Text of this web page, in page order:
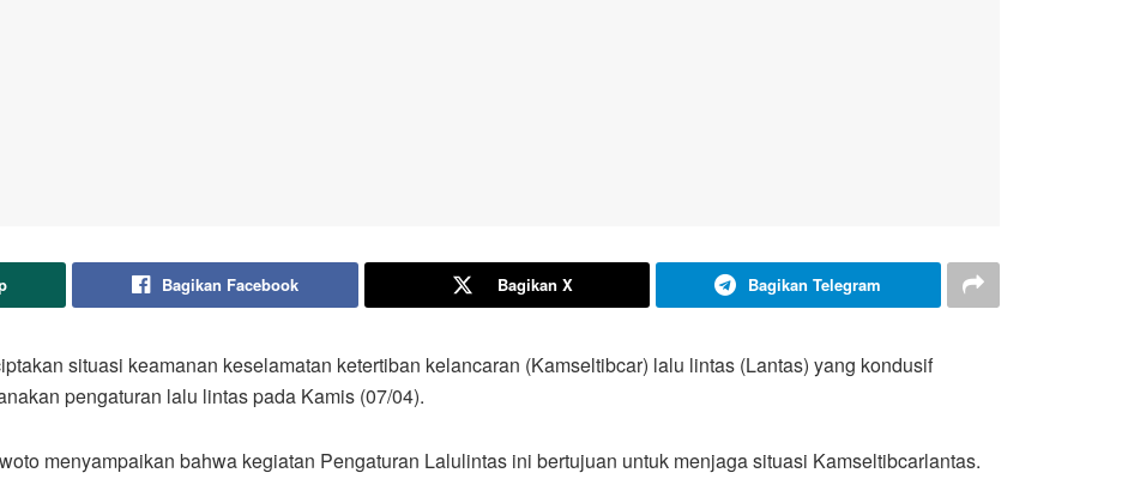
Bagikan Facebook Bagikan X Bagikan Telegram
situasi keamanan keselamatan ketertiban kelancaran (Kamseltibcar) lalu lintas (Lantas) yang kondusif
pengaturan lalu lintas pada Kamis (07/04).
menyampaikan bahwa kegiatan Pengaturan Lalulintas ini bertujuan untuk menjaga situasi Kamseltibcarlantas.